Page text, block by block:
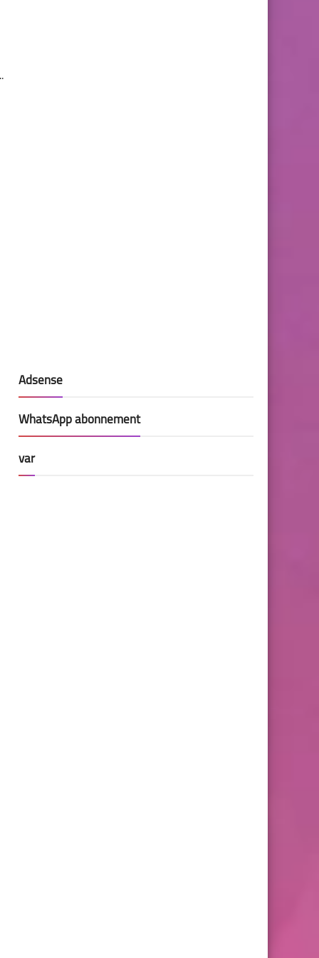
نظرًا لأن معنوياته في حالة
Adsense
WhatsApp abonnement
var